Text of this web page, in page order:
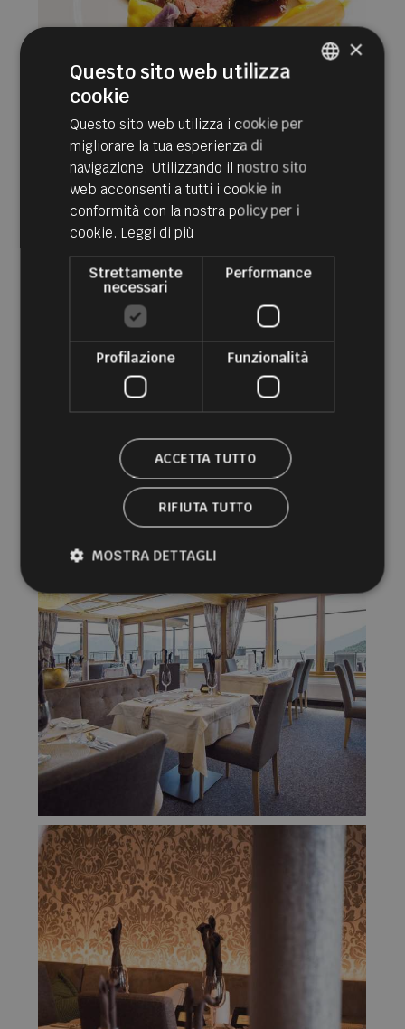
×
Questo sito web utilizza
cookie
Questo sito web utilizza i cookie per
migliorare la tua esperienza di
navigazione. Utilizzando il nostro sito
web acconsenti a tutti i cookie in
conformità con la nostra policy per i
cookie. Leggi di più
Strettamente
necessari
Performance
Profilazione Funzionalità
ACCETTA TUTTO
RIFIUTA TUTTO
MOSTRA DETTAGLI